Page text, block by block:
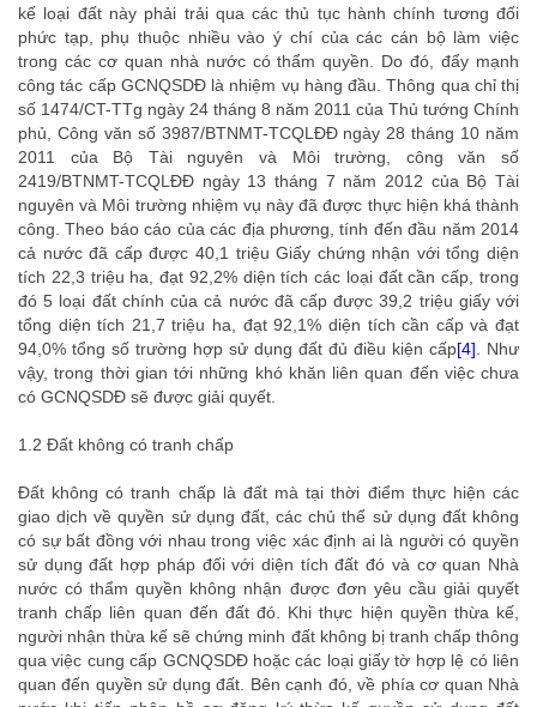
kế loại đất này phải trải qua các thủ tục hành chính tương đối
phức tạp, phụ thuộc nhiều vào ý chí của các cán bộ làm việc
trong các cơ quan nhà nước có thẩm quyền. Do đó, đẩy mạnh
công tác cấp GCNQSDĐ là nhiệm vụ hàng đầu. Thông qua chỉ thị
số 1474/CT-TTg ngày 24 tháng 8 năm 2011 của Thủ tướng Chính
phủ, Công văn số 3987/BTNMT-TCQLĐĐ ngày 28 tháng 10 năm
2011 của Bộ Tài nguyên và Môi trường, công văn số
2419/BTNMT-TCQLĐĐ ngày 13 tháng 7 năm 2012 của Bộ Tài
nguyên và Môi trường nhiệm vụ này đã được thực hiện khá thành
công. Theo báo cáo của các địa phương, tính đến đầu năm 2014
cả nước đã cấp được 40,1 triệu Giấy chứng nhận với tổng diện
tích 22,3 triệu ha, đạt 92,2% diện tích các loại đất cần cấp, trong
đó 5 loại đất chính của cả nước đã cấp được 39,2 triệu giấy với
tổng diện tích 21,7 triệu ha, đạt 92,1% diện tích cần cấp và đạt
94,0% tổng số trường hợp sử dụng đất đủ điều kiện cấp[4] . Như
vậy, trong thời gian tới những khó khăn liên quan đến việc chưa
có GCNQSDĐ sẽ được giải quyết.
1.2 Đất không có tranh chấp
Đất không có tranh chấp là đất mà tại thời điểm thực hiện các
giao dịch về quyền sử dụng đất, các chủ thể sử dụng đất không
có sự bất đồng với nhau trong việc xác định ai là người có quyền
sử dụng đất hợp pháp đối với diện tích đất đó và cơ quan Nhà
nước có thẩm quyền không nhận được đơn yêu cầu giải quyết
tranh chấp liên quan đến đất đó. Khi thực hiện quyền thừa kế,
người nhận thừa kế sẽ chứng minh đất không bị tranh chấp thông
qua việc cung cấp GCNQSDĐ hoặc các loại giấy tờ hợp lệ có liên
quan đến quyền sử dụng đất. Bên cạnh đó, về phía cơ quan Nhà